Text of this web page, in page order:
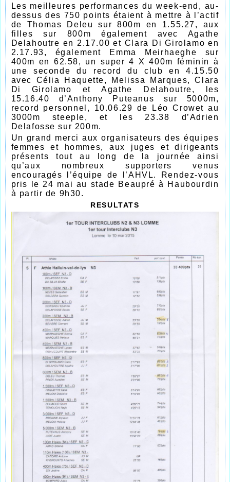
Les meilleures performances du week-end, au-
dessus des 750 points étaient à mettre à l’actif
de Thomas Deleu sur 800m en 1.55.27, aux
filles sur 800m également avec Agathe
Delahoutre en 2.17.00 et Clara Di Girolamo en
2.17.93, également Emma Meirhaeghe sur
400m en 62.58, un super 4 X 400m féminin à
une seconde du record du club en 4.15.50
avec Célia Haquette, Melissa Marques, Clara
Di Girolamo et Agathe Delahoutre, les
15.16.40 d’Anthony Puteanus sur 5000m,
record personnel, 10.06.29 de Léo Crowet au
3000m steeple, et les 23.38 d’Adrien
Delafosse sur 200m.
Un grand merci aux organisateurs des équipes
femmes et hommes, aux juges et dirigeants
présents tout au long de la journée ainsi
qu’aux nombreux supporters venus
encouragés l’équipe de l’AHVL. Rendez-vous
pris le 24 mai au stade Beaupré à Haubourdin
à partir de 9h30.
RESULTATS